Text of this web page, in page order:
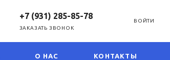
+7 (931) 285-85-78
ЗАКАЗАТЬ ЗВОНОК
ВОЙТИ
О НАС КОНТАКТЫ